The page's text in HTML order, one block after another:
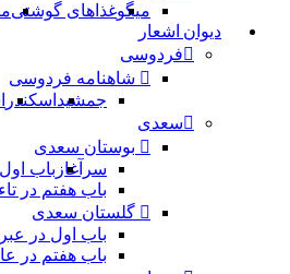
میگوغذاهای گوشتی
دیوان اشعار
فردوسی
شاهنامه فردوسی
جمشید اسکندر
سعدی
بوستان سعدی
سرآغاز باب
باب هفتم در
گلستان سعدی
باب اول در
باب هفتم در